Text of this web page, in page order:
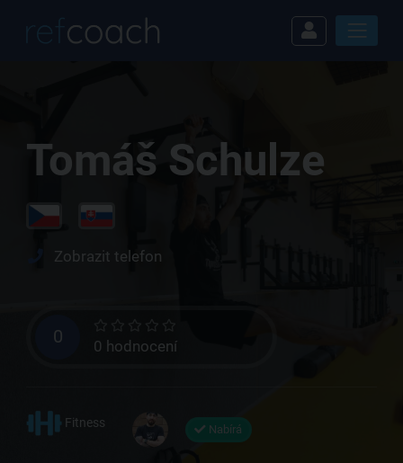
Tomáš Schulze
Zobrazit telefon
0 0 hodnocení
Fitness Nabírá